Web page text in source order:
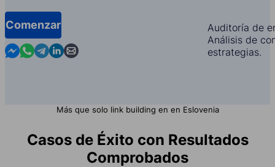
Comenzar
Contact us in Messenger
Contact us in WhatsApp
Contact us in Telegram
Contact us in Linkedin
Contact us by email
Auditoría de
Análisis de
estrategias.
Más que solo link building en en Eslovenia
Casos de Éxito con Resultados
Comprobados